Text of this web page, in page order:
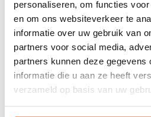
personaliseren, om functies
en om ons websiteverkeer te
informatie over uw gebruik van
partners voor social media,
partners kunnen deze gegevens
informatie die u aan ze heeft
verzameld op basis van uw
Offerte
Specificaties